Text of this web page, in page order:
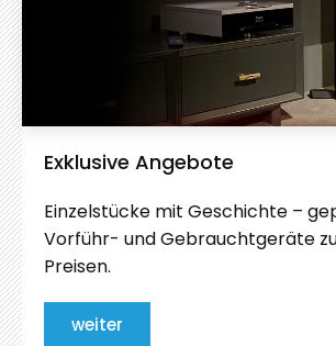
Exklusive Angebote
Einzelstücke mit Geschichte –
Vorführ- und Gebrauchtgeräte
Preisen.
weiter